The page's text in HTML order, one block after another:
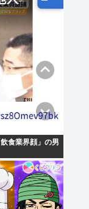
食業界顔」の男